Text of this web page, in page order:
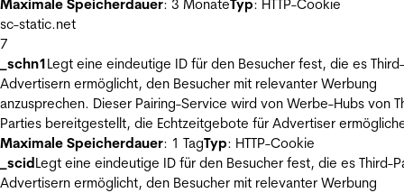
Maximale Speicherdauer: 3 MonateTyp: HTTP-Cookie
sc-static.net
7
_schn1Legt eine eindeutige ID für den Besucher fest, die es
Advertisern ermöglicht, den Besucher mit relevanter Werbung
anzusprechen. Dieser Pairing-Service wird von Werbe-Hubs von
Parties bereitgestellt, die Echtzeitgebote für Advertiser
Maximale Speicherdauer: 1 TagTyp: HTTP-Cookie
_scidLegt eine eindeutige ID für den Besucher fest, die es Third-
Advertisern ermöglicht, den Besucher mit relevanter Werbung